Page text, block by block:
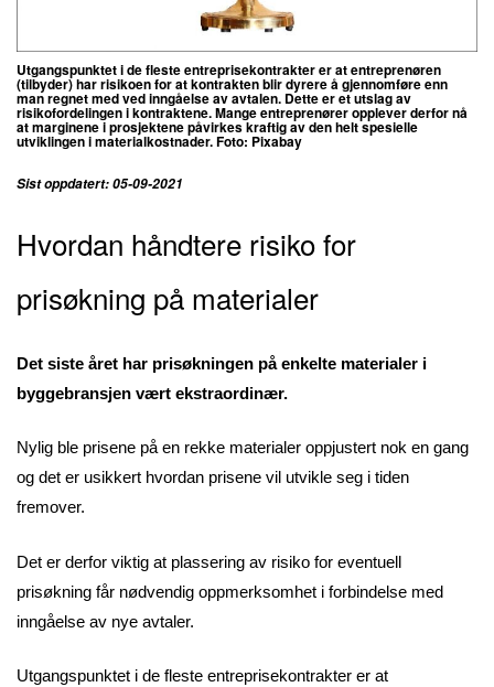
Utgangspunktet i de fleste entreprisekontrakter er at entreprenøren
(tilbyder) har risikoen for at kontrakten blir dyrere å gjennomføre enn
man regnet med ved inngåelse av avtalen. Dette er et utslag av
risikofordelingen i kontraktene. Mange entreprenører opplever derfor nå
at marginene i prosjektene påvirkes kraftig av den helt spesielle
utviklingen i materialkostnader. Foto: Pixabay
Sist oppdatert: 05-09-2021
Hvordan håndtere risiko for
prisøkning på materialer
Det siste året har prisøkningen på enkelte materialer i
byggebransjen vært ekstraordinær.
Nylig ble prisene på en rekke materialer oppjustert nok en gang
og det er usikkert hvordan prisene vil utvikle seg i tiden
fremover.
Det er derfor viktig at plassering av risiko for eventuell
prisøkning får nødvendig oppmerksomhet i forbindelse med
inngåelse av nye avtaler.
Utgangspunktet i de fleste entreprisekontrakter er at